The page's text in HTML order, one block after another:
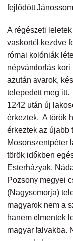
fejlődött
A régészeti
vaskortól kezdve
római kolóniák
népvándorlás kori
azután avarok,
telepedett meg itt.
1242 után új
érkeztek. A török
érkeztek az újabb
Mosonszentpéter
török időkben
Esterházyak,
Pozsony megyei
(Nagysomorja)
magyarok nem a
hanem elmentek
magyar falvakba.